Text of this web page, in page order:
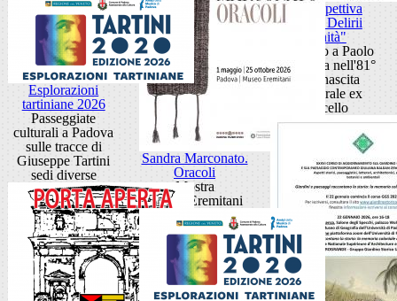
Retrospettiva
"Anni Delirii
Vanità"
Omaggio a Paolo
Capovilla nell'81°
della nascita
Cattedrale ex
Macello
Sandra Marconato.
Oracoli
Mostra
Museo Eremitani
Esplorazioni
tartiniane 2026
Passeggiate
culturali a Padova
sulle tracce di
Giuseppe Tartini
sedi diverse